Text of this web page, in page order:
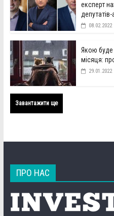
експерт
депутатів-
08.02.2022
Якою буде
місяця:
29.01.2022
Завантажити ще
ПРО НАС